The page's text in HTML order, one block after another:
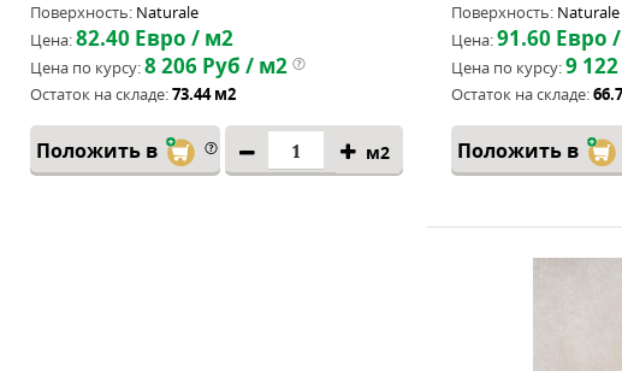
Поверхность: Naturale
Цена:82.40 Евро / м2
Цена по курсу:8 206 Руб / м2
Остаток на складе:73.44 м2
Положить в м2
Поверхность: Naturale
Цена:91.60 Евро
Цена по курсу:9 122
Остаток на складе:
Положить в